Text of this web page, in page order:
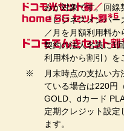
みが対象です。回線
「ビジネスメンバー
／月を月額利用料
契約の法人名義に1
利用料から割引）を
月末時点の支払い
ている場合は220円
GOLD、dカード
定期クレジット設定
ます。